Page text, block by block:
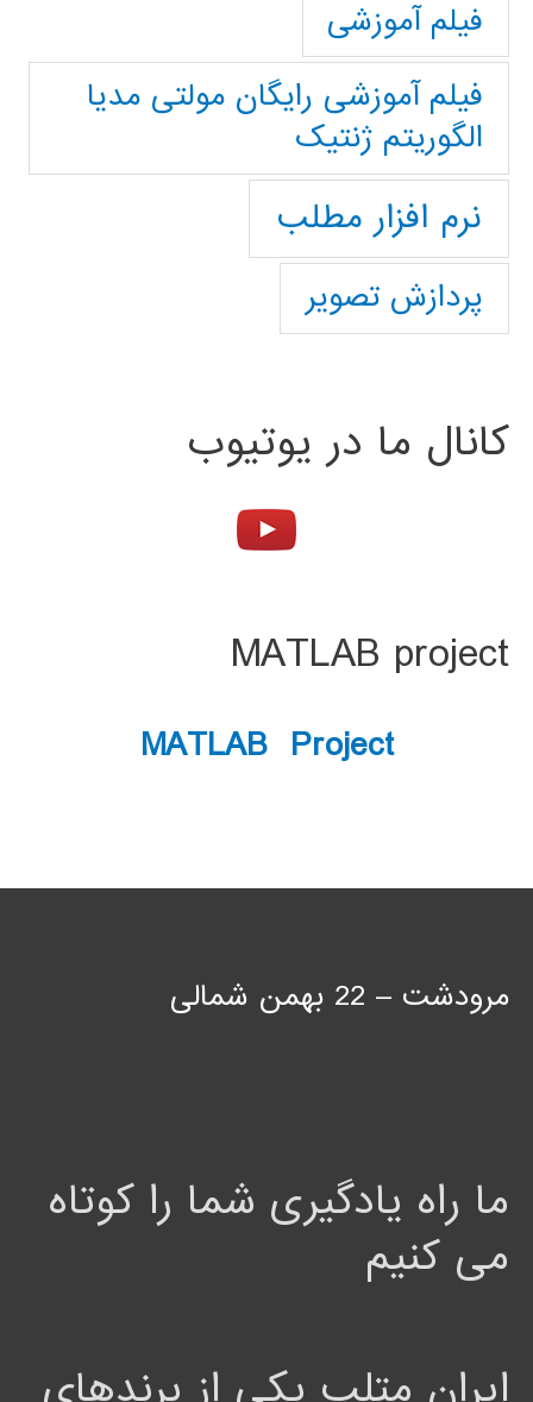
فیلم آموزشی
فیلم آموزشی رایگان مولتی مدیا
الگوریتم ژنتیک
نرم افزار مطلب
پردازش تصویر
کانال ما در یوتیوب
MATLAB project
MATLAB Project
مرودشت – 22 بهمن شمالی
ما راه یادگیری شما را کوتاه
می کنیم